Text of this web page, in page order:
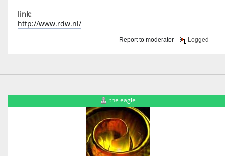
link:
http://www.rdw.nl/
Report to moderator Logged
the eagle